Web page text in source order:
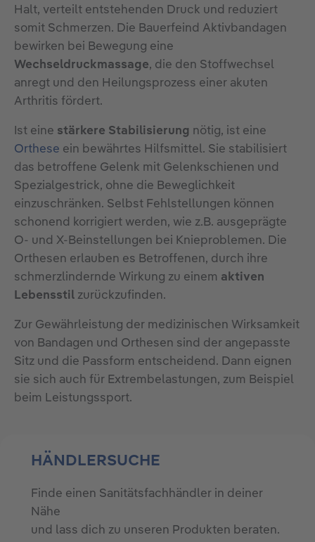
Halt, verteilt entstehenden Druck und reduziert
somit Schmerzen. Die Bauerfeind Aktivbandagen
bewirken bei Bewegung eine
Wechseldruckmassage, die den Stoffwechsel
anregt und den Heilungsprozess einer akuten
Arthritis fördert.
Ist eine stärkere Stabilisierung nötig, ist eine
Orthese ein bewährtes Hilfsmittel. Sie stabilisiert
das betroffene Gelenk mit Gelenkschienen und
Spezialgestrick, ohne die Beweglichkeit
einzuschränken. Selbst Fehlstellungen können
schonend korrigiert werden, wie z.B. ausgeprägte
O- und X-Beinstellungen bei Knieproblemen. Die
Orthesen erlauben es Betroffenen, durch ihre
schmerzlindernde Wirkung zu einem aktiven
Lebensstil zurückzufinden.
Zur Gewährleistung der medizinischen Wirksamkeit
von Bandagen und Orthesen sind der angepasste
Sitz und die Passform entscheidend. Dann eignen
sie sich auch für Extrembelastungen, zum Beispiel
beim Leistungssport.
HÄNDLERSUCHE
Finde einen Sanitätsfachhändler in deiner
Nähe
und lass dich zu unseren Produkten beraten.